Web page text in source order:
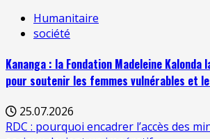
Humanitaire
société
Kananga : la Fondation Madeleine
pour soutenir les femmes vulnérables et
25.07.2026
RDC : pourquoi encadrer l’accès des